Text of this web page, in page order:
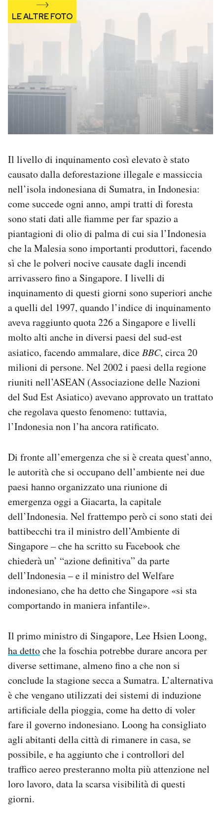
Il livello di inquinamento così elevato è stato
causato dalla deforestazione illegale e massiccia
nell’isola indonesiana di Sumatra, in Indonesia:
come succede ogni anno, ampi tratti di foresta
sono stati dati alle fiamme per far spazio a
piantagioni di olio di palma di cui sia l’Indonesia
che la Malesia sono importanti produttori, facendo
sì che le polveri nocive causate dagli incendi
arrivassero fino a Singapore. I livelli di
inquinamento di questi giorni sono superiori anche
a quelli del 1997, quando l’indice di inquinamento
aveva raggiunto quota 226 a Singapore e livelli
molto alti anche in diversi paesi del sud-est
asiatico, facendo ammalare, diceBBC, circa 20
milioni di persone. Nel 2002 i paesi della regione
riuniti nell’ASEAN (Associazione delle Nazioni
del Sud Est Asiatico) avevano approvato un trattato
che regolava questo fenomeno: tuttavia,
l’Indonesia non l’ha ancora ratificato.
Di fronte all’emergenza che si è creata quest’anno,
le autorità che si occupano dell’ambiente nei due
paesi hanno organizzato una riunione di
emergenza oggi a Giacarta, la capitale
dell’Indonesia. Nel frattempo però ci sono stati dei
battibecchi tra il ministro dell’Ambiente di
Singapore – che ha scritto su Facebook che
chiederà un’ “azione definitiva” da parte
dell’Indonesia – e il ministro del Welfare
indonesiano, che ha detto che Singapore «si sta
comportando in maniera infantile».
Il primo ministro di Singapore, Lee Hsien Loong,
ha dettoche la foschia potrebbe durare ancora per
diverse settimane, almeno fino a che non si
conclude la stagione secca a Sumatra. L’alternativa
è che vengano utilizzati dei sistemi di induzione
artificiale della pioggia, come ha detto di voler
fare il governo indonesiano. Loong ha consigliato
agli abitanti della città di rimanere in casa, se
possibile, e ha aggiunto che i controllori del
traffico aereo presteranno molta più attenzione nel
loro lavoro, data la scarsa visibilità di questi
giorni.